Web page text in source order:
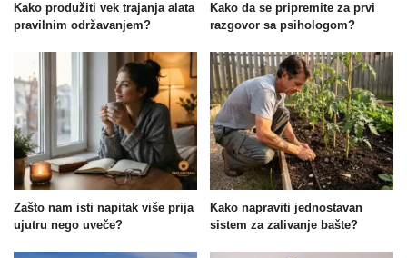
Kako produžiti vek trajanja alata
pravilnim održavanjem?
Kako da se pripremite za prvi
razgovor sa psihologom?
Zašto nam isti napitak više prija
ujutru nego uveče?
Kako napraviti jednostavan
sistem za zalivanje bašte?